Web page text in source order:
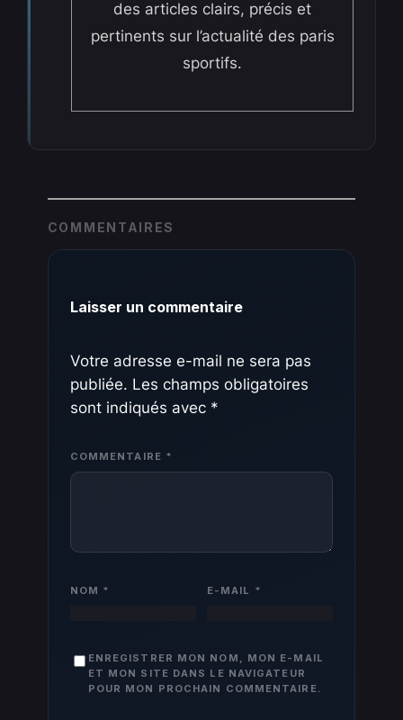
des articles clairs, précis et
pertinents sur l’actualité des paris
sportifs.
COMMENTAIRES
Laisser un commentaire
Votre adresse e-mail ne sera pas
publiée. Les champs obligatoires
sont indiqués avec *
COMMENTAIRE *
NOM * E-MAIL *
ENREGISTRER MON NOM, MON E-MAIL
ET MON SITE DANS LE NAVIGATEUR
POUR MON PROCHAIN COMMENTAIRE.